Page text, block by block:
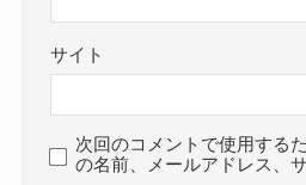
サイト
次回のコメントで使用する
の名前、メールアドレス、